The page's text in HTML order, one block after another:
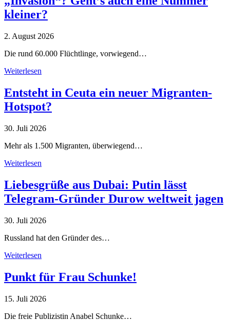
kleiner?
2. August 2026
Die rund 60.000 Flüchtlinge, vorwiegend…
Weiterlesen
Entsteht in Ceuta ein neuer Migranten-
Hotspot?
30. Juli 2026
Mehr als 1.500 Migranten, überwiegend…
Weiterlesen
Liebesgrüße aus Dubai: Putin lässt
Telegram-Gründer Durow weltweit jagen
30. Juli 2026
Russland hat den Gründer des…
Weiterlesen
Punkt für Frau Schunke!
15. Juli 2026
Die freie Publizistin Anabel Schunke…